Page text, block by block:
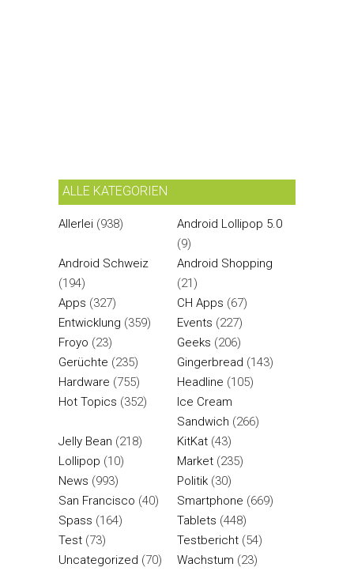
ALLE KATEGORIEN
Allerlei (938)
Android Lollipop 5.0
(9)
Android Schweiz
(194)
Android Shopping
(21)
Apps (327) CH Apps (67)
Entwicklung (359) Events (227)
Froyo (23) Geeks (206)
Gerüchte (235) Gingerbread (143)
Hardware (755) Headline (105)
Hot Topics (352)
Ice Cream
Sandwich (266)
Jelly Bean (218) KitKat (43)
Lollipop (10) Market (235)
News (993) Politik (30)
San Francisco (40) Smartphone (669)
Spass (164) Tablets (448)
Test (73) Testbericht (54)
Uncategorized (70) Wachstum (23)